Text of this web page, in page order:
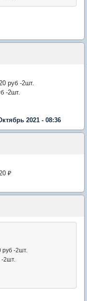
руб -2шт.
-2шт.
2021 - 08:36
₽
руб -2шт.
-2шт.